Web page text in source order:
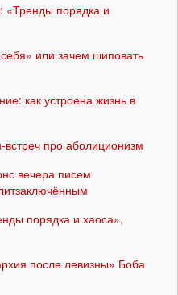
«Тренды порядка и
или зачем шиповать
как устроена жизнь в
про аболиционизм
вечера писем
порядка и хаоса»,
после левизны» Боба